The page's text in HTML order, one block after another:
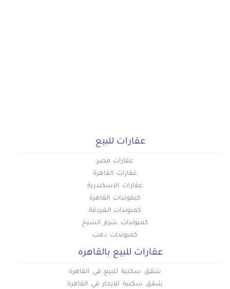
عقارات للبيع
عقارات مصر
عقارات القاهرة
عقارات الاسكندرية
كبموندات القاهرة
كمبوندات الغردقة
كمبوندات شرم الشيخ
كمبوندات دهب
عقارات للبيع بالقاهره
شقق سكنية للبيع في القاهرة
شقق سكنية للايجار في القاهرة